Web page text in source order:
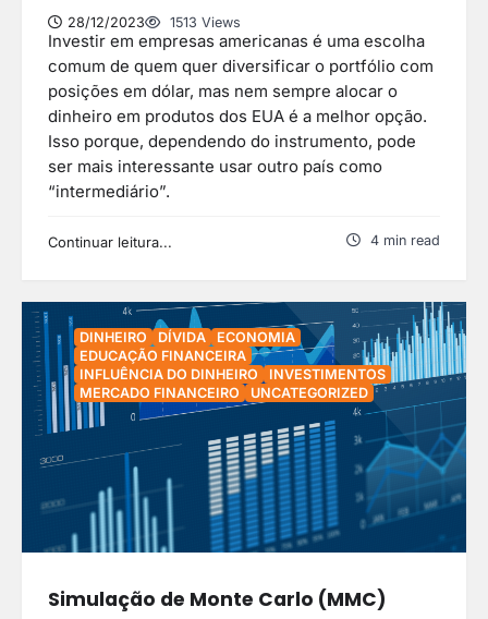
28/12/2023 1513 Views
Investir em empresas americanas é uma escolha
comum de quem quer diversificar o portfólio com
posições em dólar, mas nem sempre alocar o
dinheiro em produtos dos EUA é a melhor opção.
Isso porque, dependendo do instrumento, pode
ser mais interessante usar outro país como
“intermediário”.
Continuar leitura... 4 min read
DINHEIRO DÍVIDA
ECONOMIA
EDUCAÇÃO FINANCEIRA
INFLUÊNCIA DO DINHEIRO
INVESTIMENTOS
MERCADO FINANCEIRO
UNCATEGORIZED
Simulação de Monte Carlo (MMC)